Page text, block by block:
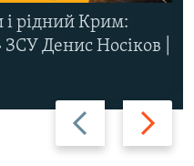
Назад Вперед
і рідний Крим:
Денис Носіков |